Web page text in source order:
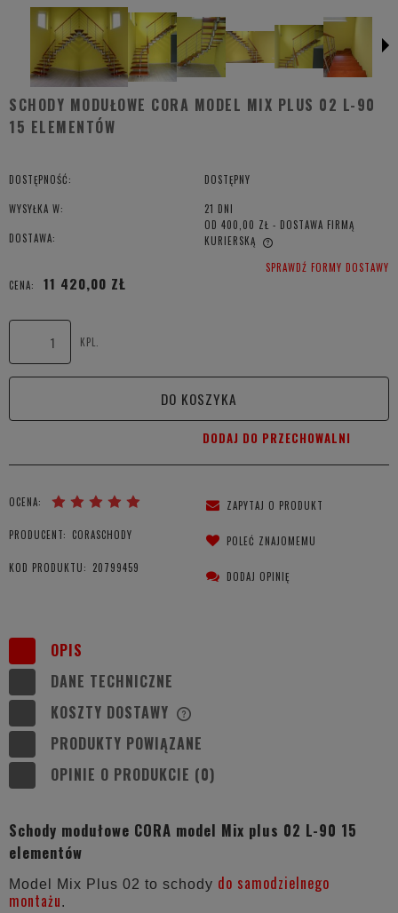
SCHODY MODUŁOWE CORA MODEL MIX PLUS 02 L-90
15 ELEMENTÓW
DOSTĘPNOŚĆ: DOSTĘPNY
WYSYŁKA W: 21 DNI
DOSTAWA:
OD 400,00 ZŁ - DOSTAWA FIRMĄ
KURIERSKĄ
CENA NIE ZAWIERA EWENTUALNYCH KOSZTÓW PŁATNOŚCISPRAWDŹ FORMY DOSTAWY
CENA:
11 420,00 ZŁ
KPL.
DO KOSZYKA
DODAJ DO PRZECHOWALNI
OCENA:
PRODUCENT: CORASCHODY
KOD PRODUKTU: 20799459
ZAPYTAJ O PRODUKT
POLEĆ ZNAJOMEMU
DODAJ OPINIĘ
OPIS
DANE TECHNICZNE
KOSZTY DOSTAWY
KOSZTÓW PŁATNOŚCI
PRODUKTY POWIĄZANE
OPINIE O PRODUKCIE (0)
Schody modułowe CORA model Mix plus 02 L-90 15
elementów
Model Mix Plus 02 to schody do samodzielnego
montażu.